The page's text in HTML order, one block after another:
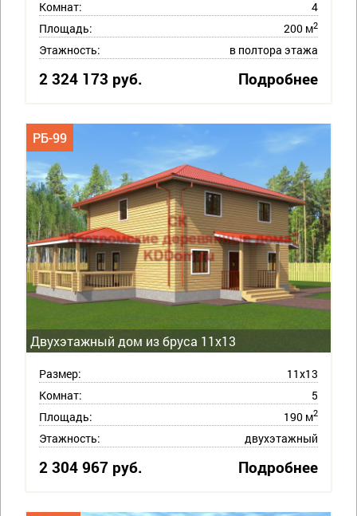
Комнат:
4
Площадь:
200 м2
Этажность: в полтора этажа
2 324 173 руб. Подробнее
Двухэтажный дом из бруса 11х13
РБ-99
Размер:
11х13
Комнат:
5
Площадь:
190 м2
Этажность: двухэтажный
2 304 967 руб. Подробнее